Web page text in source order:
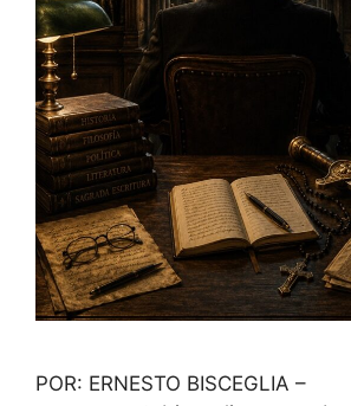
POR: ERNESTO BISCEGLIA –